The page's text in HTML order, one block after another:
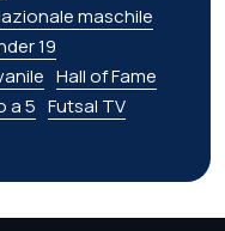
maschile
19
Hall of Fame
a 5 Futsal TV